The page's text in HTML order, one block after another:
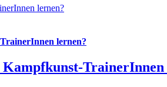
lernen?
lernen?
Kampfkunst-